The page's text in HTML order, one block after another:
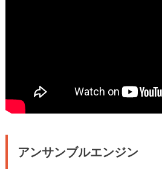
アンサンブルエンジン